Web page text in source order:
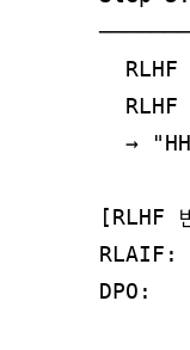
RLHF
RLHF
→
[RLHF
RLAIF:
DPO: